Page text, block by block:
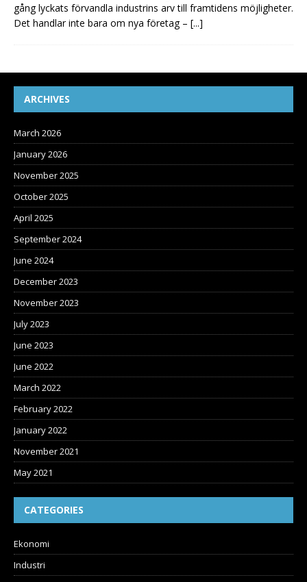
gång lyckats förvandla industrins arv till framtidens möjligheter.
Det handlar inte bara om nya företag – [...]
ARCHIVES
March 2026
January 2026
November 2025
October 2025
April 2025
September 2024
June 2024
December 2023
November 2023
July 2023
June 2023
June 2022
March 2022
February 2022
January 2022
November 2021
May 2021
CATEGORIES
Ekonomi
Industri